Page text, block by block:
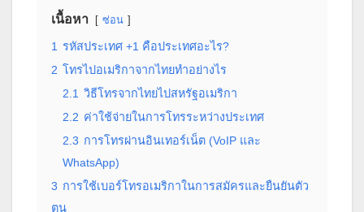
เนื้อหา ซ่อน
1 รหัสประเทศ +1 คือประเทศอะไร?
2 โทรไปอเมริกาจากไทยทำอย่างไร
2.1 วิธีโทรจากไทยไปสหรัฐอเมริกา
2.2 ค่าใช้จ่ายในการโทรระหว่างประเทศ
2.3 การโทรผ่านอินเทอร์เน็ต (VoIP และ
WhatsApp)
3 การใช้เบอร์โทรอเมริกาในการสมัครและยืนยันตัว
ตน